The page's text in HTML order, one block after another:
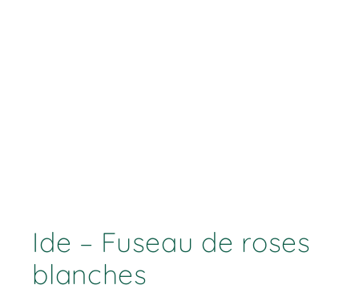
Ide – Fuseau de roses
blanches